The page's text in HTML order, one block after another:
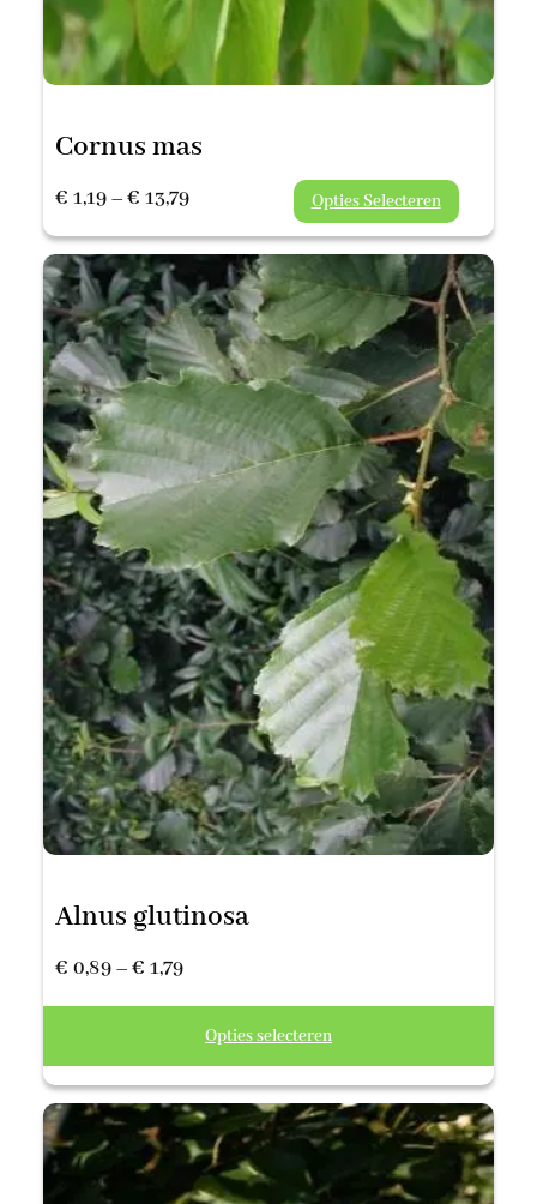
Cornus mas
€ 1,19–€ 13,79Prijsklasse:
€ 1,19
€ 13,79
Opties Selecteren
Alnus glutinosa
€ 0,89–€ 1,79Prijsklasse:
€ 0,89
tot
€ 1,79
Opties selecteren